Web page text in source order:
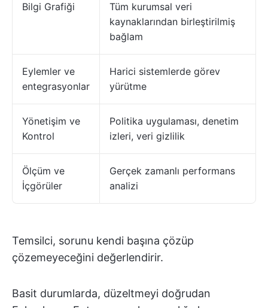
Bilgi Grafiği
Tüm kurumsal veri
kaynaklarından birleştirilmiş
bağlam
Eylemler ve
entegrasyonlar
Harici sistemlerde görev
yürütme
Yönetişim ve
Kontrol
Politika uygulaması, denetim
izleri, veri gizlilik
Ölçüm ve
İçgörüler
Gerçek zamanlı performans
analizi
Temsilci, sorunu kendi başına çözüp
çözemeyeceğini değerlendirir.
Basit durumlarda, düzeltmeyi doğrudan